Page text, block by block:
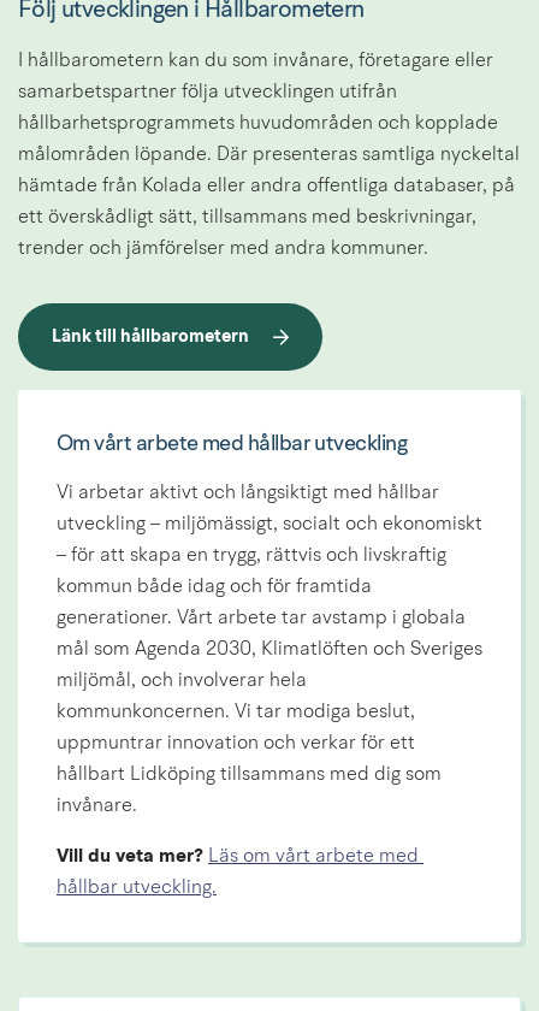
Följ utvecklingen i Hållbarometern
I hållbarometern kan du som invånare, företagare eller
samarbetspartner följa utvecklingen utifrån
hållbarhetsprogrammets huvudområden och kopplade
målområden löpande. Där presenteras samtliga nyckeltal
hämtade från Kolada eller andra offentliga databaser, på
ett överskådligt sätt, tillsammans med beskrivningar,
trender och jämförelser med andra kommuner.
Länk till hållbarometern
Om vårt arbete med hållbar utveckling
Vi arbetar aktivt och långsiktigt med hållbar
utveckling – miljömässigt, socialt och ekonomiskt
– för att skapa en trygg, rättvis och livskraftig
kommun både idag och för framtida
generationer. Vårt arbete tar avstamp i globala
mål som Agenda 2030, Klimatlöften och Sveriges
miljömål, och involverar hela
kommunkoncernen. Vi tar modiga beslut,
uppmuntrar innovation och verkar för ett
hållbart Lidköping tillsammans med dig som
invånare.
Vill du veta mer? Läs om vårt arbete med
hållbar utveckling.